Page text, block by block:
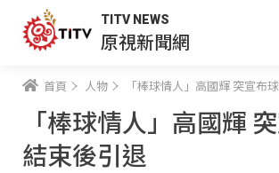
TITV NEWS
原視新聞網
首頁 人物 「棒球情人」高國輝 突宣布
「棒球情人」高國輝
結束後引退